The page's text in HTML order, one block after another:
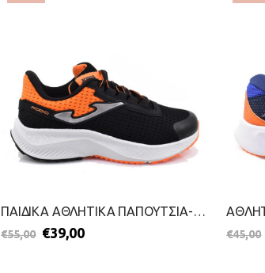
ΠΑΙΔΙΚΑ ΑΘΛΗΤΙΚΑ ΠΑΠΟΥΤΣΙΑ-JOMA-2411-0102-ΜΑΥΡΟ
€55,00 €39,00 €45,00